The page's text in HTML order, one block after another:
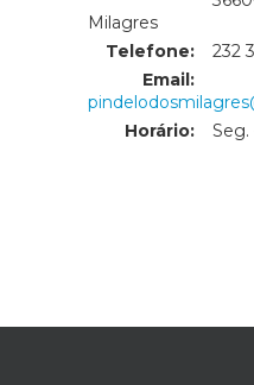
Milagres
Telefone:
232
Email:
Horário:
Seg.